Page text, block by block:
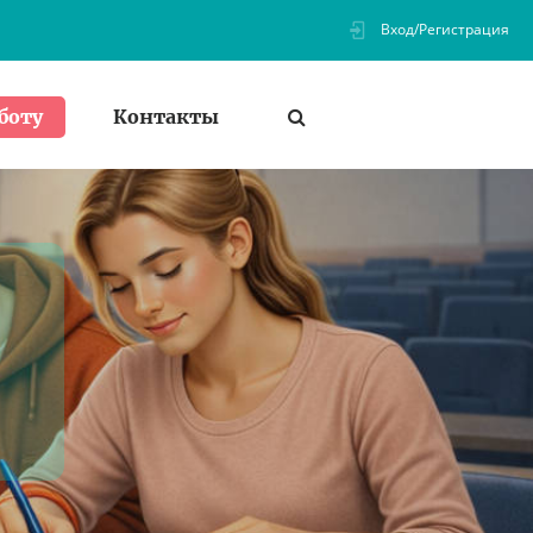
Вход/Регистрация
Контакты